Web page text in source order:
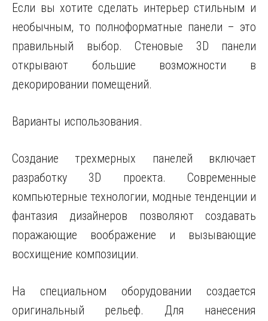
Если вы хотите сделать интерьер стильным и
необычным, то полноформатные панели – это
правильный выбор. Стеновые 3D панели
открывают большие возможности в
декорировании помещений.
Варианты использования.
Создание трехмерных панелей включает
разработку 3D проекта. Современные
компьютерные технологии, модные тенденции и
фантазия дизайнеров позволяют создавать
поражающие воображение и вызывающие
восхищение композиции.
На специальном оборудовании создается
оригинальный рельеф. Для нанесения